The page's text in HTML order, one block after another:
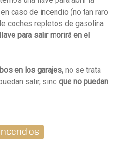
caso de incendio (no tan raro
coches repletos de gasolina
para salir morirá en el
en los garajes, no se trata
salir, sino que no puedan
incendios